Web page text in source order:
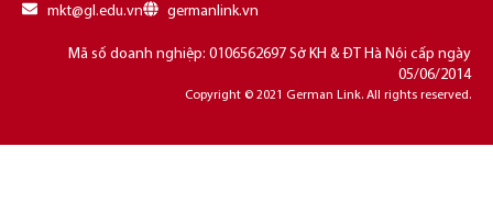
mkt@gl.edu.vn germanlink.vn
Mã số doanh nghiệp: 0106562697 Sở KH & ĐT Hà Nội cấp ngày
05/06/2014
Copyright © 2021 German Link. All rights reserved.